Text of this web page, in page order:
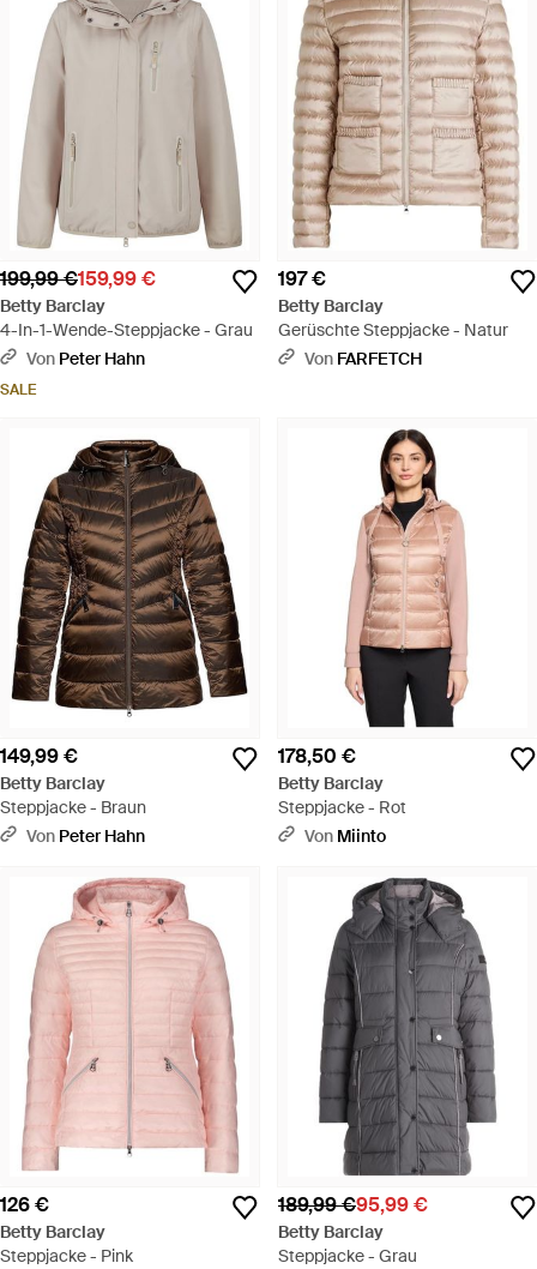
199,99 €159,99 €
Betty Barclay
4-In-1-Wende-Steppjacke - Grau
Von Peter Hahn
SALE
197 €
Betty Barclay
Gerüschte Steppjacke - Natur
Von FARFETCH
149,99 €
Betty Barclay
Steppjacke - Braun
Von Peter Hahn
178,50 €
Betty Barclay
Steppjacke - Rot
Von Miinto
126 €
Betty Barclay
Steppjacke - Pink
189,99 €95,99 €
Betty Barclay
Steppjacke - Grau